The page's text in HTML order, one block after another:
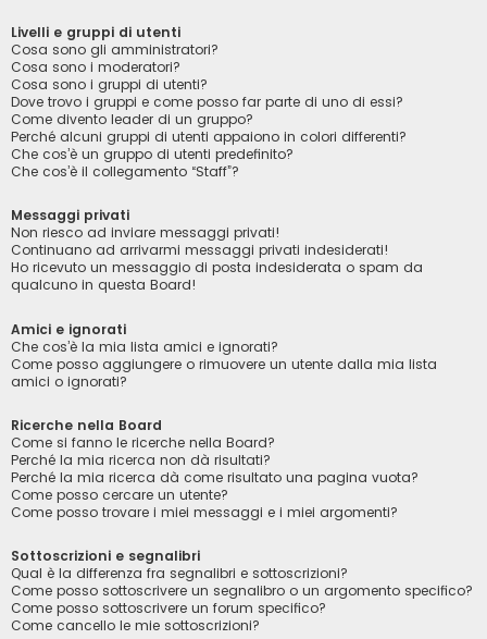
Livelli e gruppi di utenti
Cosa sono gli amministratori?
Cosa sono i moderatori?
Cosa sono i gruppi di utenti?
Dove trovo i gruppi e come posso far parte di uno di essi?
Come divento leader di un gruppo?
Perché alcuni gruppi di utenti appaiono in colori differenti?
Che cos’è un gruppo di utenti predefinito?
Che cos’è il collegamento “Staff”?
Messaggi privati
Non riesco ad inviare messaggi privati!
Continuano ad arrivarmi messaggi privati indesiderati!
Ho ricevuto un messaggio di posta indesiderata o spam da
qualcuno in questa Board!
Amici e ignorati
Che cos’è la mia lista amici e ignorati?
Come posso aggiungere o rimuovere un utente dalla mia lista
amici o ignorati?
Ricerche nella Board
Come si fanno le ricerche nella Board?
Perché la mia ricerca non dà risultati?
Perché la mia ricerca dà come risultato una pagina vuota?
Come posso cercare un utente?
Come posso trovare i miei messaggi e i miei argomenti?
Sottoscrizioni e segnalibri
Qual è la differenza fra segnalibri e sottoscrizioni?
Come posso sottoscrivere un segnalibro o un argomento specifico?
Come posso sottoscrivere un forum specifico?
Come cancello le mie sottoscrizioni?